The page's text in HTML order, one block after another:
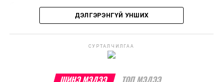
улсад өргөн ашиглаж байна.
бодлогын газраас мэдээллээ.
ДЭЛГЭРЭНГҮЙ УНШИХ
СУРТАЛЧИЛГАА
ШИНЭ МЭДЭЭ ТОП МЭДЭЭ